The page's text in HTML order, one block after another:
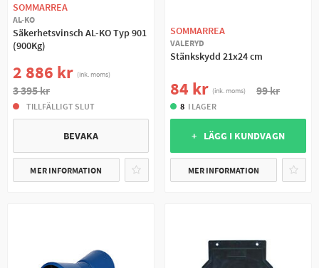
SOMMARREA
AL-KO
Säkerhetsvinsch AL-KO Typ 901
(900Kg)
2 886 kr (ink. moms)
3 395 kr
TILLFÄLLIGT SLUT
BEVAKA
MER INFORMATION
SOMMARREA
VALERYD
Stänkskydd 21x24 cm
84 kr (ink. moms) 99 kr
8 I LAGER
+ LÄGG I KUNDVAGN
MER INFORMATION